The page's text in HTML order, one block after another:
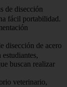
de disección
fácil portabilidad.
disección de acero
buscan realizar
veterinario,